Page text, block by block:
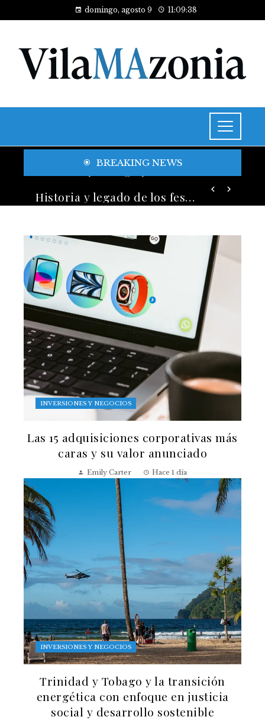
domingo, agosto 9 11:09:39
BREAKING NEWS
INVERSIONES Y NEGOCIOS
Las 15 adquisiciones corporativas más
caras y su valor anunciado
Emily Carter Hace 1 día
INVERSIONES Y NEGOCIOS
Trinidad y Tobago y la transición
energética con enfoque en justicia
social y desarrollo sostenible